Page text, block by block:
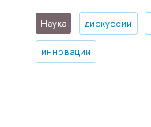
Наука дискуссии
инновации